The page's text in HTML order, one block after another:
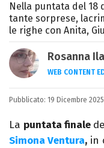
Nella puntata del 18
tante sorprese,
le righe con Anita,
Rosanna
WEB CONTENT
Laureata
Ho
freelance
Pubblicato: 19 Dicembre
La puntata finale
Simona Ventura, in